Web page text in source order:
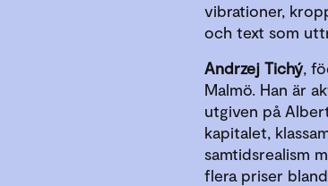
vibrationer,
och text som
Andrzej Tichý,
Malmö. Han är
utgiven på
kapitalet,
samtidsrealism
flera priser